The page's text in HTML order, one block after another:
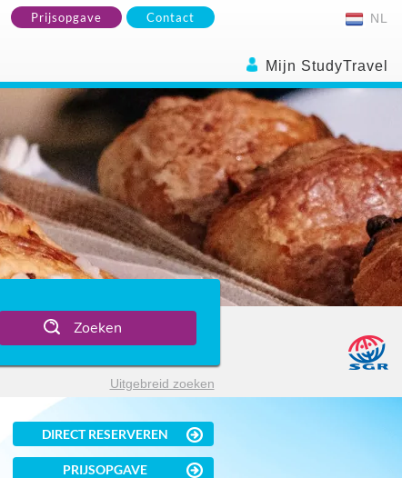
Prijsopgave Contact NL
Mijn StudyTravel
Zoeken
Uitgebreid zoeken
DIRECT RESERVEREN
PRIJSOPGAVE